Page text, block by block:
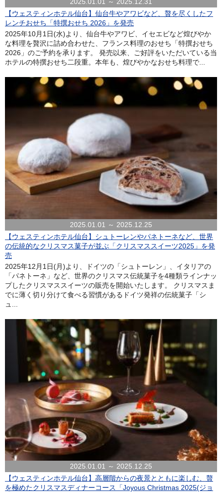
2025.01.01 ～ 2025.12.31
【ウェスティンホテル仙台】仙台牛やアワビなど、贅を尽くしたフ
レンチおせち「特撰おせち 2026」を発売
2025年10月1日(水)より、仙台牛やアワビ、イセエビなど煌びやか
な料理を贅沢に詰め合わせた、フランス料理のおせち「特撰おせち
2026」のご予約を承ります。 発売以来、ご好評をいただいている当
ホテルの特撰おせち二段重。本年も、煌びやかなおせち料理で...
2025.01.01 ～ 2025.12.25
【ウェスティンホテル仙台】シュトーレンやパネトーネなど、世界
の伝統的なクリスマス菓子が並ぶ「クリスマススイーツ2025」を発
売
2025年12月1日(月)より、ドイツの「シュトーレン」、イタリアの
「パネトーネ」など、世界のクリスマス伝統菓子を4種類ラインナッ
プしたクリスマススイーツの販売を開始いたします。 クリスマスま
でに薄く切り分けて食べる習慣があるドイツ発祥の伝統菓子「シ
ュ...
2025.01.01 ～ 2025.12.25
【ウェスティンホテル仙台】高層階からの夜景とともに楽しむ、贅
を極めたクリスマスディナーコース「Joyous Christmas 2025(ジョ